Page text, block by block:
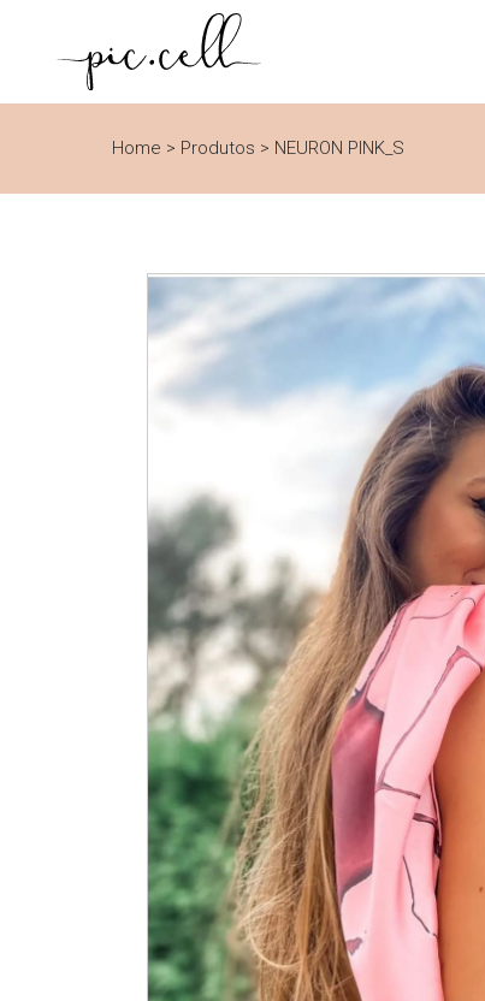
Home > Produtos > NEURON PINK_S